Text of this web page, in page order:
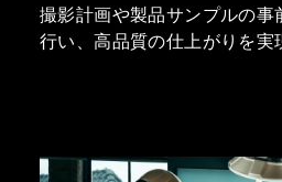
撮影計画や製品サンプルの事
行い、高品質の仕上がりを実